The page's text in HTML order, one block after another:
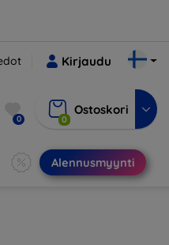
Kirjaudu
0 0
Ostoskori
Alennusmyynti